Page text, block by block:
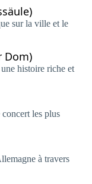
sur la ville et le
Dom)
histoire riche et
concert les plus
à travers